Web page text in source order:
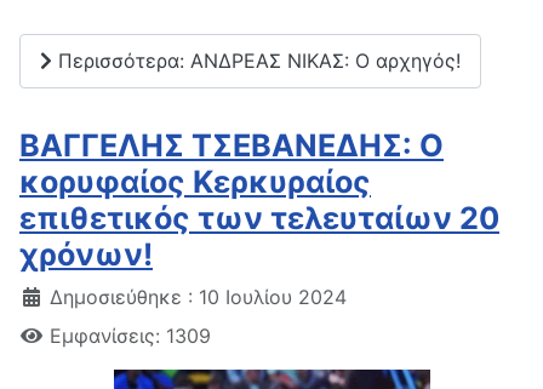
Περισσότερα: ΑΝΔΡΕΑΣ ΝΙΚΑΣ: Ο αρχηγός!
ΒΑΓΓΕΛΗΣ ΤΣΕΒΑΝΕΔΗΣ: Ο
κορυφαίος Κερκυραίος
επιθετικός των τελευταίων 20
χρόνων!
Δημοσιεύθηκε : 10 Ιουλίου 2024
Εμφανίσεις: 1309